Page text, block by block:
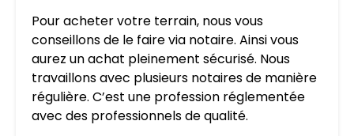
Pour acheter votre terrain, nous vous
conseillons de le faire via notaire. Ainsi vous
aurez un achat pleinement sécurisé. Nous
travaillons avec plusieurs notaires de manière
régulière. C’est une profession réglementée
avec des professionnels de qualité.